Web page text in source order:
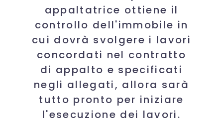
appaltatrice ottiene il
controllo dell'immobile in
cui dovrà svolgere i lavori
concordati nel contratto
di appalto e specificati
negli allegati, allora sarà
tutto pronto per iniziare
l'esecuzione dei lavori.